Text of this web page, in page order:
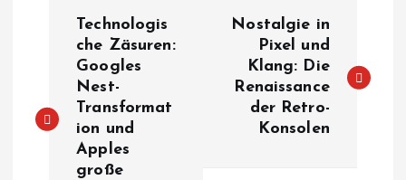
t
Technologis
che Zäsuren:
Googles
Nest-
Transformat
ion und
Apples
große
Nostalgie in
Pixel und
Klang: Die
Renaissance
der Retro-
Konsolen